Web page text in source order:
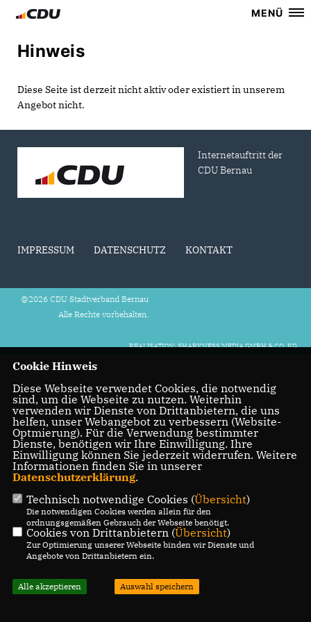
MENÜ
Hinweis
Diese Seite ist derzeit nicht aktiv oder existiert in unserem
Angebot nicht.
Internetauftritt der
CDU Bernau
IMPRESSUM DATENSCHUTZ KONTAKT
@2026 CDU Stadtverband Bernau
Alle Rechte vorbehalten.
REALISATION: SHARKNESS MEDIA GMBH & CO. KG
Cookie Hinweis
Diese Webseite verwendet Cookies, die notwendig
sind, um die Webseite zu nutzen. Weiterhin
verwenden wir Dienste von Drittanbietern, die uns
helfen, unser Webangebot zu verbessern (Website-
Optmierung). Für die Verwendung bestimmter
Dienste, benötigen wir Ihre Einwilligung. Ihre
Einwilligung können Sie jederzeit widerrufen. Weitere
Informationen finden Sie in unserer
Datenschutzerklärung.
Technisch notwendige Cookies (Übersicht)
Die notwendigen Cookies werden allein für den
ordnungsgemäßen Gebrauch der Webseite benötigt.
Cookies von Drittanbietern (Übersicht)
Zur Optimierung unserer Webseite binden wir Dienste und
Angebote von Drittanbietern ein.
Alle akzeptieren Auswahl speichern